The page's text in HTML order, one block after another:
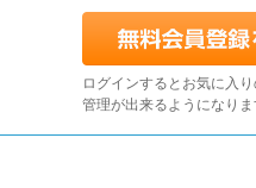
ログインするとお気に入
管理が出来るようになりま